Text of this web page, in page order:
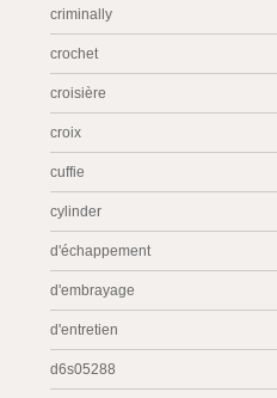
criminally
crochet
croisière
croix
cuffie
cylinder
d'échappement
d'embrayage
d'entretien
d6s05288